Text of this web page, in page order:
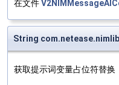
在文件
String
获取提示词变量占位符替换